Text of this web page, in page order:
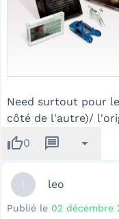
Need surtout pour
côté de l'autre)/
thumb_up0 message arrow_drop_down
leo
Publié le 02 décembre